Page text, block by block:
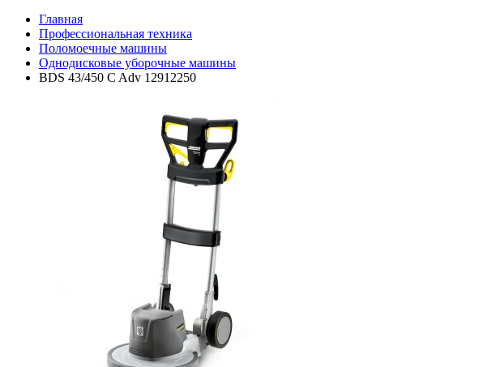
Главная
Профессиональная техника
Поломоечные машины
Однодисковые уборочные машины
BDS 43/450 C Adv 12912250